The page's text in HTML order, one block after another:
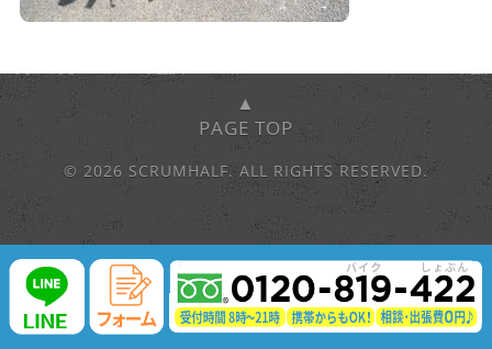
▲
PAGE TOP
© 2026 SCRUMHALF. ALL RIGHTS RESERVED.